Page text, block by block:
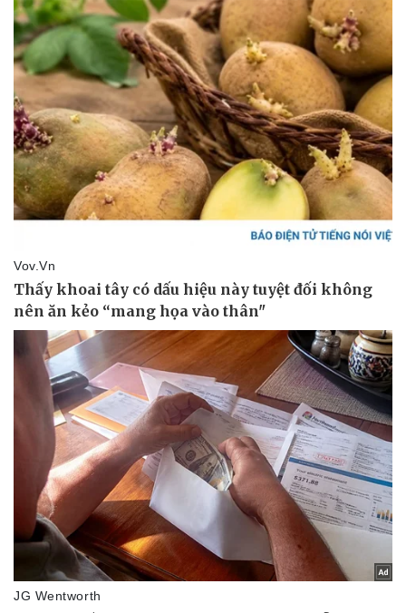
Kinh tế
Bất động sản
Khởi nghiệp
Thị trường
Giá vàng
Tiêu dùng
Tỷ giá
Chứng khoán
Giá cà phê